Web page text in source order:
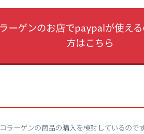
ーゲンのお店でpaypalが使え
方はこちら
ラーゲンの商品の購入を検討しているので